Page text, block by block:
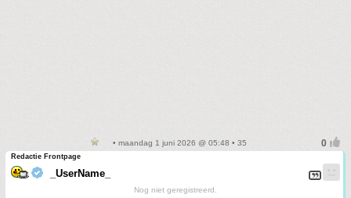
• maandag 1 juni 2026 @ 05:48 • 35
Redactie Frontpage
_UserName_
Nog niet geregistreerd.